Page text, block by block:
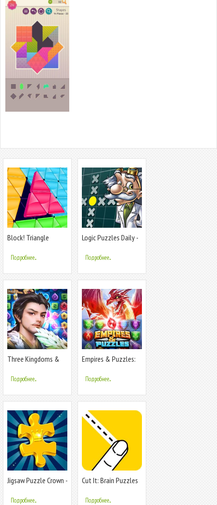
Block! Triangle
Подробнее...
Logic Puzzles Daily -
Подробнее...
Three Kingdoms &
ряд
Подробнее...
Empires & Puzzles:
головоломка
Подробнее...
Jigsaw Puzzle Crown -
Puzzles
Подробнее...
Cut It: Brain Puzzles
Подробнее...